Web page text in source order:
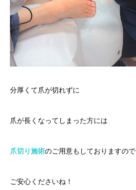
分厚くて爪が切れずに
爪が長くなってしまった方には
爪切り施術のご用意もしておりますので
ご安心くださいね！